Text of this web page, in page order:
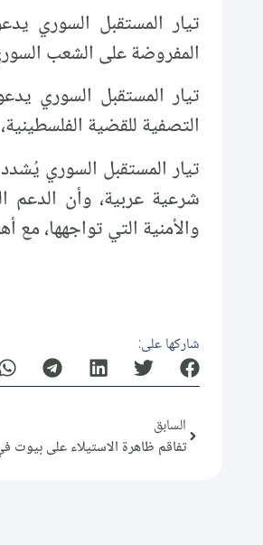
تيار المستقبل السوري
المفروضة على الشعب
تيار المستقبل السوري
التصفية للقضية
تيار المستقبل السوري
شرعية عربية، وأن الدعم
والأمنية التي تواجهها، مع
شاركها على:
السابق
تفاقم ظاهرة الاستيلاء على بيوت